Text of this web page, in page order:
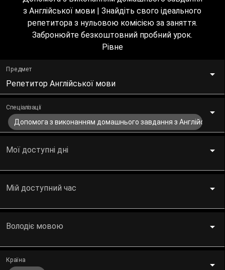
з Англійської мови | Знайдіть свого ідеального
репетитора з нульовою комісією за заняття.
Забронюйте безкоштовний пробний урок.
Рівне
Предмет
Репетитор Англійської мови
Спеціалізації
Допомога з виконанням домашнього завдання з Англійської
Мої доступні дні
Мій доступний час
Володіє мовою
Країна